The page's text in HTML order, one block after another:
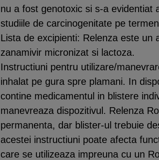
nu a fost genotoxic si s-a evidentiat
studiile de carcinogenitate pe
Lista de excipienti: Relenza este un
zanamivir micronizat si lactoza.
Instructiuni pentru utilizare/
inhalat pe gura spre plamani. In
contine medicamentul in blistere
manevreaza dispozitivul. Relenza
permanenta, dar blister-ul trebuie
acestei instructiuni poate afecta
care se utilizeaza impreuna cu un